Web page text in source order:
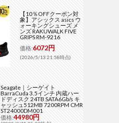
【10％OFFクーポン対
象】アシックス asics ウ
ォーキングシューズ メ
ンズ RAKUWALK FIVE
GRIPS RM-9216
価格:6072円
(2026/5/13 21:58時点)
Seagate｜シーゲイト
BarraCuda 3.5インチ 内蔵ハー
ドディスク 24TB SATA6Gb/s キ
ャッシュ512MB 7200RPM CMR
ST24000DM001
価格:44980円